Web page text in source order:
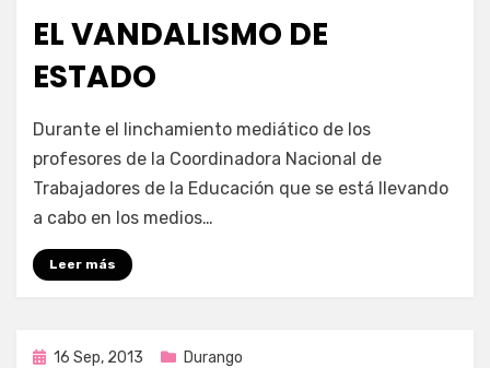
EL VANDALISMO DE
ESTADO
Enrique
Durante el linchamiento mediático de los
profesores de la Coordinadora Nacional de
Trabajadores de la Educación que se está llevando
a cabo en los medios…
Leer más
Publicada
16 Sep, 2013 Durango